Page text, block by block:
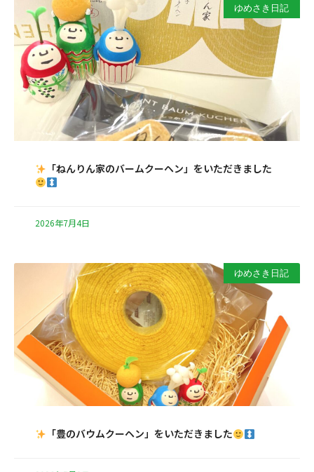
ゆめさき日記
「ねんりん家のバームクーヘン」をいただきました
2026年7月4日
ゆめさき日記
「豊のバウムクーヘン」をいただきました